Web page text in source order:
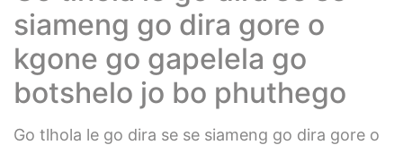
siameng go dira gore o
kgone go gapelela go
botshelo jo bo phuthego
Go tlhola le go dira se se siameng go dira gore o